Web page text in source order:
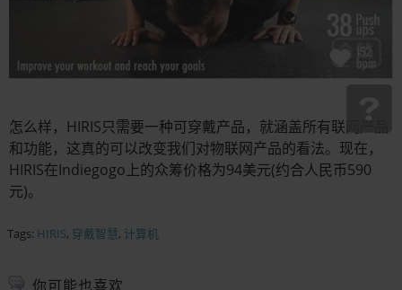
怎么样，HIRIS只需要一种可穿戴产品，就涵盖所有联网产品
和功能，这真的可以改变我们对物联网产品的看法。现在，
HIRIS在Indiegogo上的众筹价格为94美元(约合人民币590
元)。
Tags: HIRIS, 穿戴智慧, 计算机
你可能也喜欢